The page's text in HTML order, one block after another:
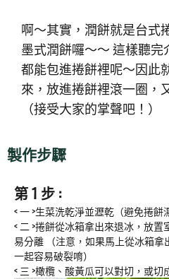
啊～其實，潤餅就是台式
墨式潤餅囉～～ 這樣聽
都能包進捲餅裡呢～因此
來，放進捲餅裡滾一圈，
（接受大家的掌聲吧！）
製作步驟
第 1 步 :
< 一 >生菜洗乾淨並瀝乾（避免捲餅
< 二 >捲餅從冰箱拿出來退冰，放
易分離 （注意，如果馬上從冰箱
一起容易破裂唷）
< 三 >橄欖、酸黃瓜可以對切，或